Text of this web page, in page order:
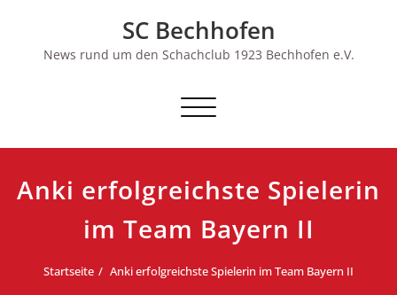
SC Bechhofen
News rund um den Schachclub 1923 Bechhofen e.V.
Schalte
Anki erfolgreichste Spielerin
im Team Bayern II
Startseite Anki erfolgreichste Spielerin im Team Bayern II